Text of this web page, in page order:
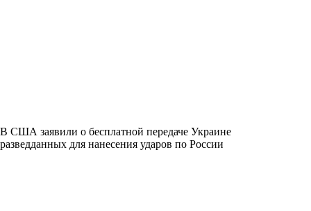
В США заявили о бесплатной передаче Украине
разведданных для нанесения ударов по России